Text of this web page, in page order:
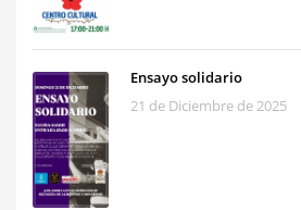
Ensayo solidario
21 de Diciembre de 2025